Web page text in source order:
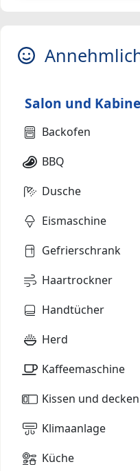
Salon und
Backofen
BBQ
Dusche
Eismaschine
Gefrierschrank
Haartrockner
Handtücher
Herd
Kaffeemaschine
Kissen und decken
Klimaanlage
Küche